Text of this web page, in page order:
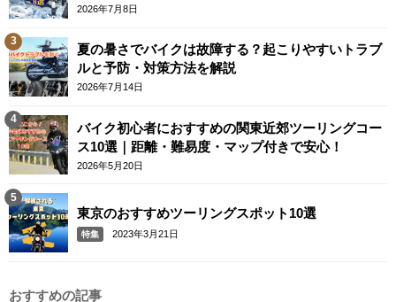
テム
2026年7月8日
夏の暑さでバイクは故障する？起こりやすいトラブ
ルと予防・対策方法を解説
2026年7月14日
バイク初心者におすすめの関東近郊ツーリングコー
ス10選｜距離・難易度・マップ付きで安心！
2026年5月20日
東京のおすすめツーリングスポット10選
特集 2023年3月21日
おすすめの記事